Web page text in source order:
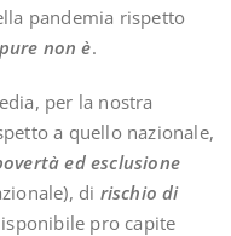
pandemia rispetto
non è.
per la nostra
a quello nazionale,
ed esclusione
di rischio di
pro capite